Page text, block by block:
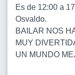
Es de 12:00 a
Osvaldo.
BAILAR NOS
MUY
UN MUNDO